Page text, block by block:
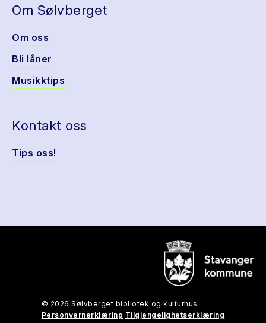
Om Sølvberget
Om oss
Bli låner
Musikktips
Kontakt oss
Tips oss!
© 2026 Sølvberget bibliotek og kulturhus
Personvernerklæring Tilgjengelighetserklæring